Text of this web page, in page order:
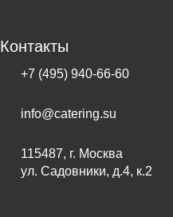
Контакты
+7 (495) 940-66-60
info@catering.su
115487, г. Москва
ул. Садовники, д.4, к.2